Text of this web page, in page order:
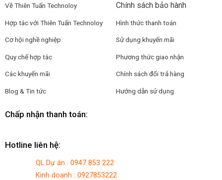
Về Thiên Tuấn Technoloy
Hợp tác với Thiên Tuấn Technoloy
Cơ hội nghề nghiệp
Quy chế hợp tác
Các khuyến mãi
Blog & Tin tức
Chính sách bảo hành
Hình thức thanh toán
Sử dụng khuyến mãi
Phương thức giao nhận
Chính sách đổi trả hàng
Hướng dẫn sử dụng
Chấp nhận thanh toán:
Hotline liên hệ:
QL Dự án : 0947 853 222
Kinh doanh : 0927853222